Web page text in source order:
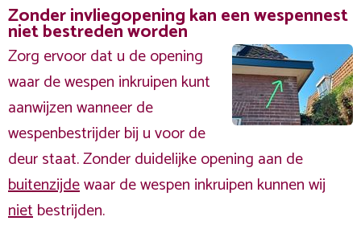
Zonder invliegopening kan een wespennest
niet bestreden worden
Zorg ervoor dat u de opening
waar de wespen inkruipen kunt
aanwijzen wanneer de
wespenbestrijder bij u voor de
deur staat. Zonder duidelijke opening aan de
buitenzijdewaar de wespen inkruipen kunnen wij
nietbestrijden.